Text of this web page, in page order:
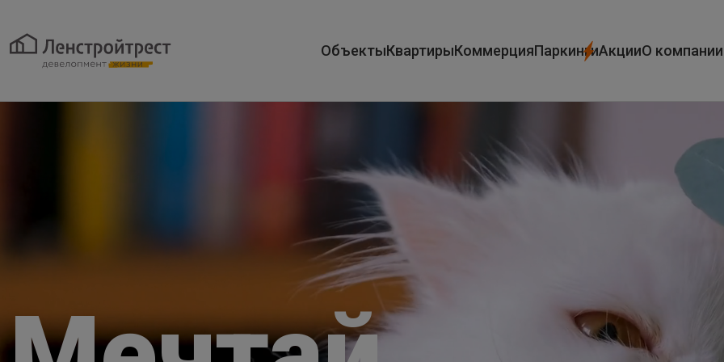
ОбъектыКвартирыКоммерцияПаркингиАкцииО компании